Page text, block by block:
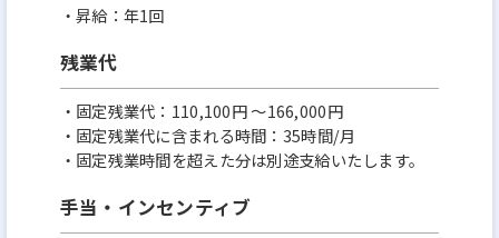
・昇給：年1回
残業代
・固定残業代：110,100円 ～166,000円
・固定残業代に含まれる時間：35時間/月
・固定残業時間を超えた分は別途支給いたします。
手当・インセンティブ